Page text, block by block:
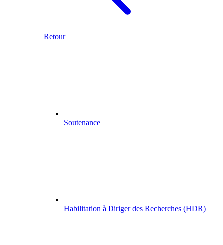
Retour
Soutenance
Habilitation à Diriger des Recherches (HDR)